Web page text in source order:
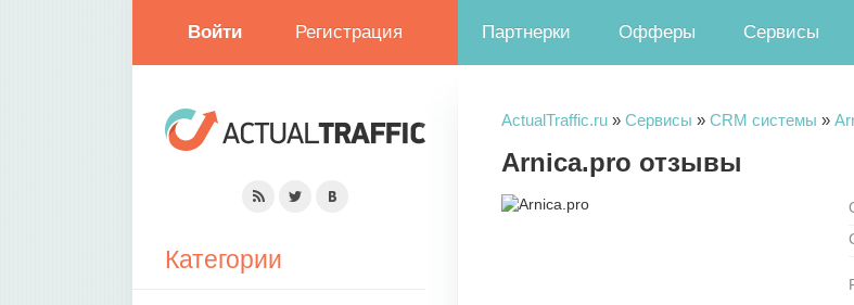
Войти Регистрация Партнерки Офферы Сервисы
ActualTraffic.ru » Сервисы » CRM системы »
Arnica.pro отзывы
Категории